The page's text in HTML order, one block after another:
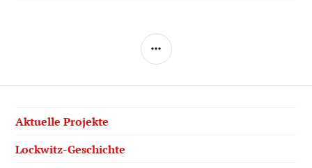
SEITENLEISTE
Aktuelle Projekte
Lockwitz-Geschichte